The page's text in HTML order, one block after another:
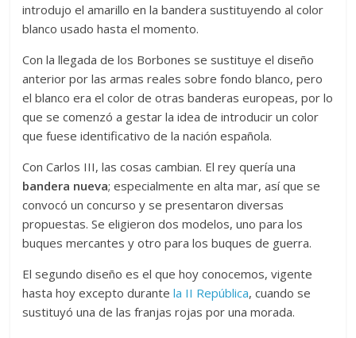
introdujo el amarillo en la bandera sustituyendo al color
blanco usado hasta el momento.
Con la llegada de los Borbones se sustituye el diseño
anterior por las armas reales sobre fondo blanco, pero
el blanco era el color de otras banderas europeas, por lo
que se comenzó a gestar la idea de introducir un color
que fuese identificativo de la nación española.
Con Carlos III, las cosas cambian. El rey quería una
bandera nueva; especialmente en alta mar, así que se
convocó un concurso y se presentaron diversas
propuestas. Se eligieron dos modelos, uno para los
buques mercantes y otro para los buques de guerra.
El segundo diseño es el que hoy conocemos, vigente
hasta hoy excepto durantela II República, cuando se
sustituyó una de las franjas rojas por una morada.